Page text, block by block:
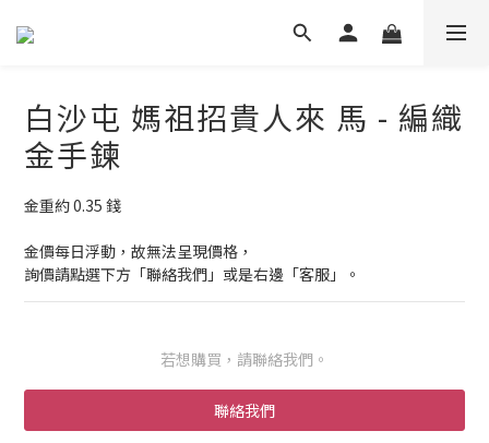
白沙屯 媽祖招貴人來 馬 - 編織
金手鍊
金重約 0.35 錢
金價每日浮動，故無法呈現價格，
詢價請點選下方「聯絡我們」或是右邊「客服」。
若想購買，請聯絡我們。
聯絡我們